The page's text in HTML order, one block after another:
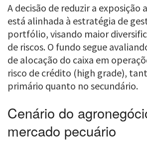
A decisão de reduzir a exposição
está alinhada à estratégia de
portfólio, visando maior
de riscos. O fundo segue
de alocação do caixa em
risco de crédito (high grade),
primário quanto no secundário.
Cenário do
mercado pecuário